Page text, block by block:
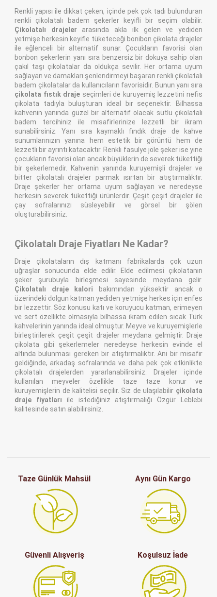
Renkli yapısı ile dikkat çeken, içinde pek çok tadı bulunduran
renkli çikolatalı badem şekerler keyifli bir seçim olabilir.
Çikolatalı drajeler arasında akla ilk gelen ve yediden
yetmişe herkesin keyifle tüketeceği bonibon çikolata drajeler
ile eğlenceli bir alternatif sunar. Çocukların favorisi olan
bonbon şekerlerin yanı sıra benzersiz bir dokuya sahip olan
çakıl taşı çikolatalar da oldukça sevilir. Her ortama uyum
sağlayan ve damakları şenlendirmeyi başaran renkli çikolatalı
badem çikolatalar da kullanıcıların favorisidir. Bunun yanı sıra
çikolata fıstık draje seçimleri de kuruyemiş lezzetini nefis
çikolata tadıyla buluşturan ideal bir seçenektir. Bilhassa
kahvenin yanında güzel bir alternatif olacak sütlü çikolatalı
badem tercihiniz ile misafirlerinize lezzetli bir ikram
sunabilirsiniz. Yanı sıra kaymaklı fındık draje de kahve
sunumlarınızın yanına hem estetik bir görüntü hem de
lezzetli bir ayrıntı katacaktır. Renkli fasulye jöle şeker ise yine
çocukların favorisi olan ancak büyüklerin de severek tükettiği
bir şekerlemedir. Kahvenin yanında kuruyemişli drajeler ve
bitter çikolatalı drajeler parmak ısırtan bir atıştırmalıktır.
Draje şekerler her ortama uyum sağlayan ve neredeyse
herkesin severek tükettiği ürünlerdir. Çeşit çeşit drajeler ile
çay sofralarınızı süsleyebilir ve görsel bir şölen
oluşturabilirsiniz.
Çikolatalı Draje Fiyatları Ne Kadar?
Draje çikolataların dış katmanı fabrikalarda çok uzun
uğraşlar sonucunda elde edilir. Elde edilmesi çikolatanın
şeker şurubuyla birleşmesi sayesinde meydana gelir.
Çikolatalı draje kalori bakımından yüksektir ancak o
üzerindeki dolgun katman yediden yetmişe herkes için enfes
bir lezzettir. Söz konusu katı ve koruyucu katman, erimeyen
ve sert özellikte olmasıyla bilhassa ikram edilen sıcak Türk
kahvelerinin yanında ideal olmuştur. Meyve ve kuruyemişlerle
birleştirilerek çeşit çeşit drajeler meydana gelmiştir. Draje
çikolata gibi şekerlemeler neredeyse herkesin evinde el
altında bulunması gereken bir atıştırmalıktır. Ani bir misafir
geldiğinde, arkadaş sofralarında ve daha pek çok etkinlikte
çikolatalı drajelerden yararlanabilirsiniz. Drajeler içinde
kullanılan meyveler özellikle taze taze konur ve
kuruyemişlerin de kalitelisi seçilir. Siz de ulaşılabilir çikolata
draje fiyatları ile istediğiniz atıştırmalığı Özgür Leblebi
kalitesinde satın alabilirsiniz.
Taze Günlük Mahsül Aynı Gün Kargo
Güvenli Alışveriş Koşulsuz İade